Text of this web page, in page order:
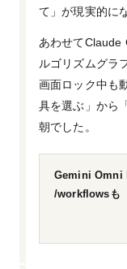
て」が現実的に
あわせてClaude
ルゴリズムグラ
画面ロック中も
具を選ぶ」から
朝でした。
Gemini Omni
/workflowsも